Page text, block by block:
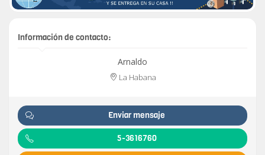
Información de contacto:
Arnaldo
La Habana
Enviar mensaje
5-3616760